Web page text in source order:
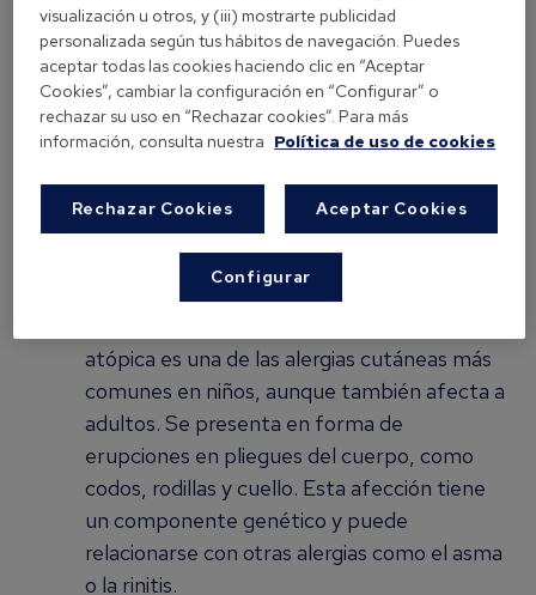
como a adultos.
Factores desencadenantes:
Alérgenos como polvo, polen o productos
Cambios de clima.
Estrés o rascado excesivo.
Dermatitis atópica: una condición
atópica es una de las alergias cutáneas más
comunes en niños, aunque también afecta a
adultos. Se presenta en forma de
erupciones en pliegues del cuerpo, como
codos, rodillas y cuello. Esta afección tiene
un componente genético y puede
relacionarse con otras alergias como el asma
o la rinitis.
visualización u otros, y (iii) mostrarte publicidad
personalizada según tus hábitos de navegación. Puedes
aceptar todas las cookies haciendo clic en “Aceptar
Cookies”, cambiar la configuración en “Configurar” o
rechazar su uso en “Rechazar cookies”. Para más
información, consulta nuestra Política de uso de cookies
Rechazar Cookies Aceptar Cookies
Configurar